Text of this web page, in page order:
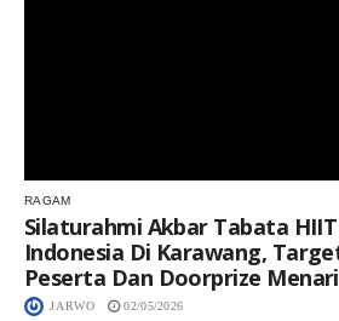
RAGAM
Silaturahmi Akbar Tabata
Indonesia Di Karawang,
Peserta Dan Doorprize
JARWO 02/05/2026